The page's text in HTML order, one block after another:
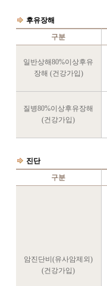
후유장해
구분
일반상해80%이상후유
장해 (건강가입)
질병80%이상후유장해
(건강가입)
진단
구분
암진단비(유사암제외)
(건강가입)